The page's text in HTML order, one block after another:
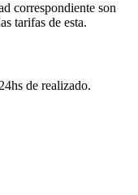
correspondiente son
tarifas de esta.
de realizado.